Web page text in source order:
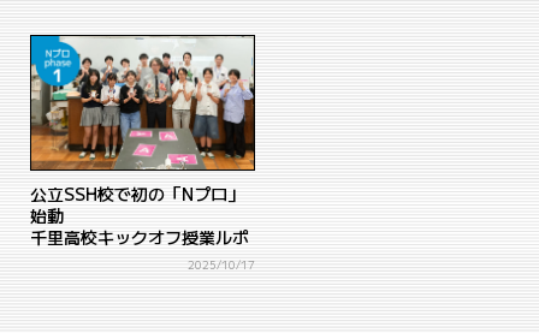
公立SSH校で初の「Nプロ」
始動
千里高校キックオフ授業ルポ
2025/10/17